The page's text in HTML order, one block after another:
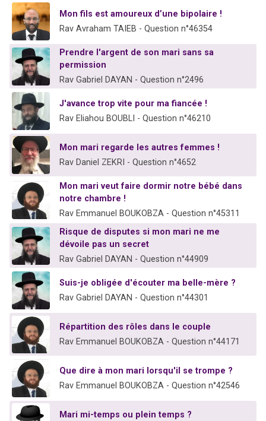
30 personnes viennent de faire un don pour Sauvez la jambe de Yohan
Il reste 49 places pour étudier en groupe sur Zoom
12 nouvelles musiques dans Torah-Box Music
Mon fils est amoureux d’une bipolaire !
Rav Avraham TAIEB - Question n°46354
Prendre l'argent de son mari sans sa
permission
Rav Gabriel DAYAN - Question n°2496
J'avance trop vite pour ma fiancée !
Rav Eliahou BOUBLI - Question n°46210
Mon mari regarde les autres femmes !
Rav Daniel ZEKRI - Question n°4652
Mon mari veut faire dormir notre bébé dans
notre chambre !
Rav Emmanuel BOUKOBZA - Question n°45311
Risque de disputes si mon mari ne me
dévoile pas un secret
Rav Gabriel DAYAN - Question n°44909
Suis-je obligée d'écouter ma belle-mère ?
Rav Gabriel DAYAN - Question n°44301
Répartition des rôles dans le couple
Rav Emmanuel BOUKOBZA - Question n°44171
Que dire à mon mari lorsqu'il se trompe ?
Rav Emmanuel BOUKOBZA - Question n°42546
Mari mi-temps ou plein temps ?